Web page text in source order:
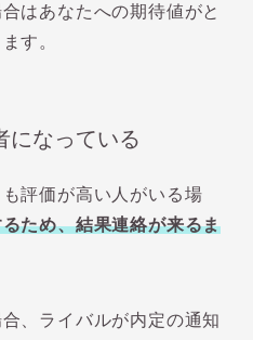
はあなたへの期待値がと
す。
になっている
評価が高い人がいる場
ため、結果連絡が来るま
、ライバルが内定の通知